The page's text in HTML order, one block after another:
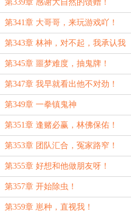
第339章 感谢大自然的馈赠！
第341章 大哥哥，来玩游戏吖！
第343章 林神，对不起，我承认我
刚才说话声音有点大！
第345章 噩梦难度，抽鬼牌！
第347章 我早就看出他不对劲！
第349章 一拳镇鬼神
第351章 逢赌必赢，林佛保佑！
第353章 团队汇合，冤家路窄！
第355章 好想和他做朋友呀！
第357章 开始除虫！
第359章 崽种，直视我！